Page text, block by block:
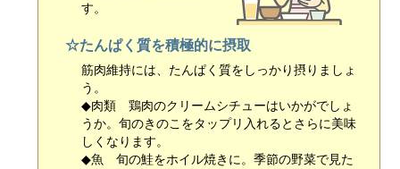
す。
☆たんぱく質を積極的に摂取
筋肉維持には、たんぱく質をしっかり摂りましょ
う。
◆肉類 鶏肉のクリームシチューはいかがでしょ
うか。旬のきのこをタップリ入れるとさらに美味
しくなります。
◆魚 旬の鮭をホイル焼きに。季節の野菜で見た